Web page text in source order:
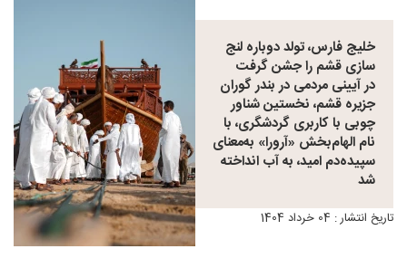
خلیج فارس، تولد دوباره لنج
سازی قشم را جشن گرفت
در آیینی مردمی در بندر گوران
جزیره قشم، نخستین شناور
چوبی با کاربری گردشگری، با
نام الهام‌بخش «آرورا» به‌معنای
سپیده‌دم امید، به آب انداخته
شد
تاریخ انتشار : 04 خرداد 1404